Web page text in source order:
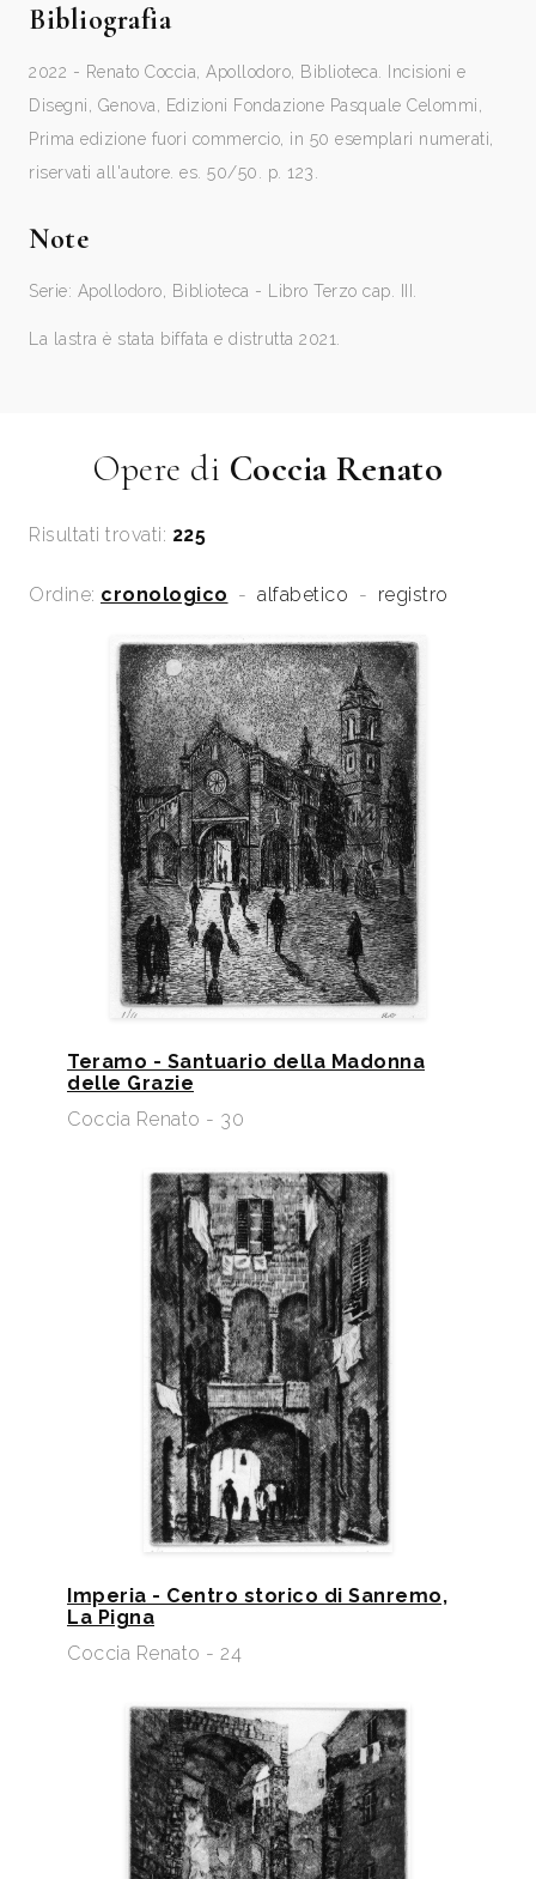
Bibliografia
2022 - Renato Coccia, Apollodoro, Biblioteca. Incisioni e
Disegni, Genova, Edizioni Fondazione Pasquale Celommi,
Prima edizione fuori commercio, in 50 esemplari numerati,
riservati all'autore. es. 50/50. p. 123.
Note
Serie: Apollodoro, Biblioteca - Libro Terzo cap. III.
La lastra è stata biffata e distrutta 2021.
Opere di Coccia Renato
Risultati trovati: 225
Ordine: cronologico - alfabetico - registro
Teramo - Santuario della Madonna
delle Grazie
Coccia Renato - 30
Imperia - Centro storico di Sanremo,
La Pigna
Coccia Renato - 24